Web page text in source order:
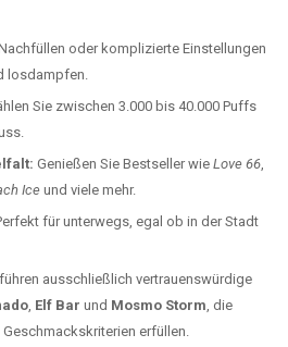
oder komplizierte Einstellungen
losdampfen.
Sie zwischen 3.000 bis 40.000 Puffs
Genießen Sie Bestseller wie Love 66,
Iceund viele mehr.
für unterwegs, egal ob in der Stadt
ausschließlich vertrauenswürdige
, Elf Bar und Mosmo Storm, die
erfüllen.